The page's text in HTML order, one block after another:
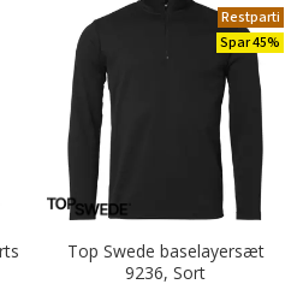
Restparti
Spar 45%
Top Swede baselayersæt
9236, Sort